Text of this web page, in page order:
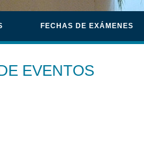
FECHAS DE EXÁMENES
EVENTOS